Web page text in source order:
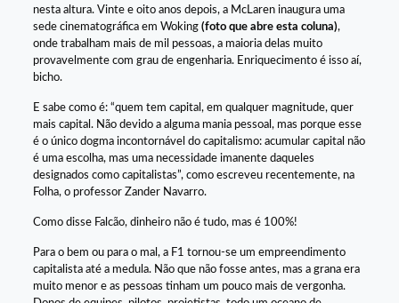
nesta altura. Vinte e oito anos depois, a McLaren inaugura uma
sede cinematográfica em Woking (foto que abre esta coluna),
onde trabalham mais de mil pessoas, a maioria delas muito
provavelmente com grau de engenharia. Enriquecimento é isso aí,
bicho.
E sabe como é: “quem tem capital, em qualquer magnitude, quer
mais capital. Não devido a alguma mania pessoal, mas porque esse
é o único dogma incontornável do capitalismo: acumular capital não
é uma escolha, mas uma necessidade imanente daqueles
designados como capitalistas”, como escreveu recentemente, na
Folha, o professor Zander Navarro.
Como disse Falcão, dinheiro não é tudo, mas é 100%!
Para o bem ou para o mal, a F1 tornou-se um empreendimento
capitalista até a medula. Não que não fosse antes, mas a grana era
muito menor e as pessoas tinham um pouco mais de vergonha.